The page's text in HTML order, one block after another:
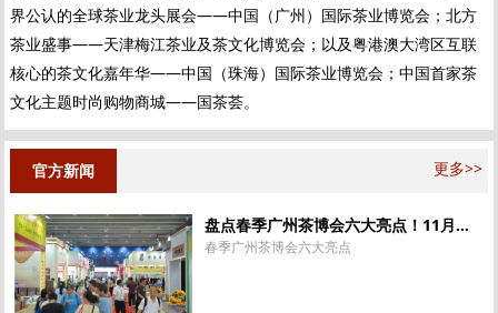
界公认的全球茶业龙头展会——中国（广州）国际茶业博览会；北方
茶业盛事——天津梅江茶业及茶文化博览会；以及粤港澳大湾区互联
核心的茶文化嘉年华——中国（珠海）国际茶业博览会；中国首家茶
文化主题时尚购物商城——国茶荟。
官方新闻 更多>>
盘点春季广州茶博会六大亮点！11月金秋琶洲再会
春季广州茶博会六大亮点